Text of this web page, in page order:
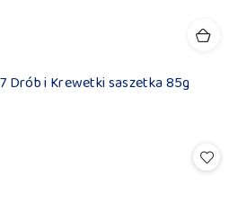
Drób i Krewetki saszetka 85g